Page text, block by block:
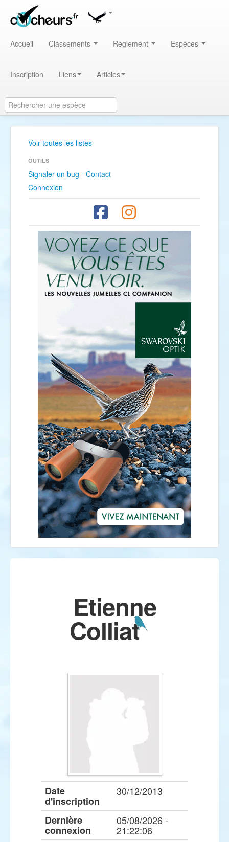
Accueil Classements Règlement Espèces
Inscription Liens Articles
Voir toutes les listes
OUTILS
Signaler un bug - Contact
Connexion
Etienne
Colliat
Date
d'inscription
30/12/2013
Dernière
connexion
05/08/2026 -
21:22:06